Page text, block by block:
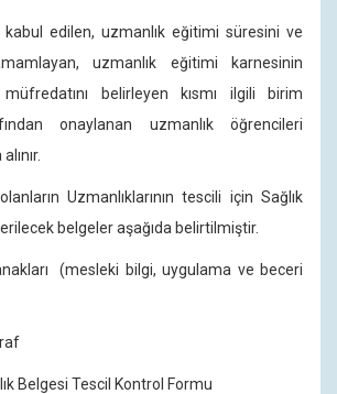
uzmanlık eğitimi süresini ve
uzmanlık eğitimi karnesinin
belirleyen kısmı ilgili birim
onaylanan uzmanlık öğrencileri
Uzmanlıklarının tescili için Sağlık
belgeler aşağıda belirtilmiştir.
(mesleki bilgi, uygulama ve beceri
Belgesi Tescil Kontrol Formu